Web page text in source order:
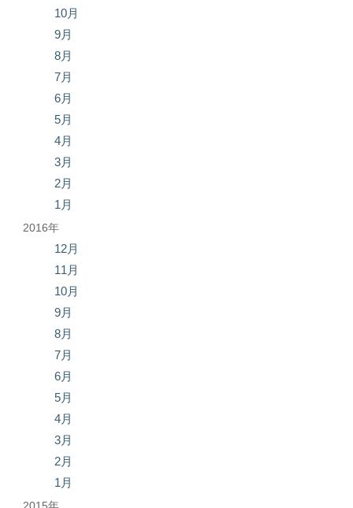
10月
9月
8月
7月
6月
5月
4月
3月
2月
1月
2016年
12月
11月
10月
9月
8月
7月
6月
5月
4月
3月
2月
1月